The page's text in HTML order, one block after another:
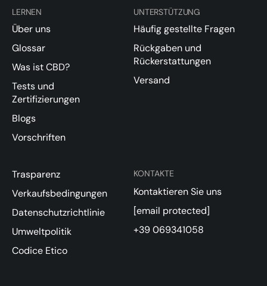
LERNEN
Über uns
Glossar
Was ist CBD?
Tests und
Zertifizierungen
Blogs
Vorschriften
KONTAKTE
Kontaktieren Sie uns
[email protected]
+39 069341058
UNTERSTÜTZUNG
Häufig gestellte Fragen
Rückgaben und
Rückerstattungen
Versand
Trasparenz
Verkaufsbedingungen
Datenschutzrichtlinie
Umweltpolitik
Codice Etico